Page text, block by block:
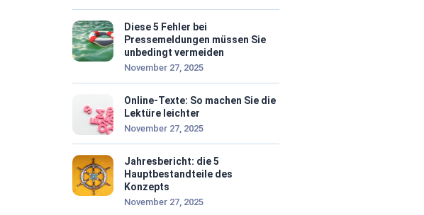
Diese 5 Fehler bei
Pressemeldungen müssen Sie
unbedingt vermeiden
November 27, 2025
Online-Texte: So machen Sie die
Lektüre leichter
November 27, 2025
Jahresbericht: die 5
Hauptbestandteile des
Konzepts
November 27, 2025